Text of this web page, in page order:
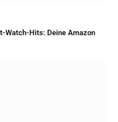
Watch-Hits: Deine Amazon